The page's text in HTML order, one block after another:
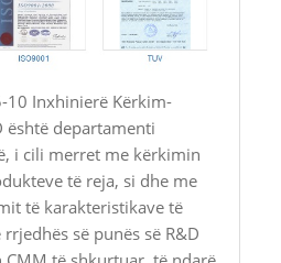
10 Inxhinierë Kërkim-
është departamenti
i cili merret me kërkimin
të reja, si dhe me
të karakteristikave të
së punës së R&D